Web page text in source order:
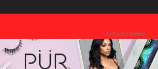
- Komerční sdělení -